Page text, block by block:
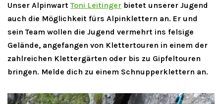
Unser AlpinwartToni Leitinger bietet unserer Jugend
auch die Möglichkeit fürs Alpinklettern an. Er und
sein Team wollen die Jugend vermehrt ins felsige
Gelände, angefangen von Klettertouren in einem der
zahlreichen Klettergärten oder bis zu Gipfeltouren
bringen. Melde dich zu einem Schnupperklettern an.